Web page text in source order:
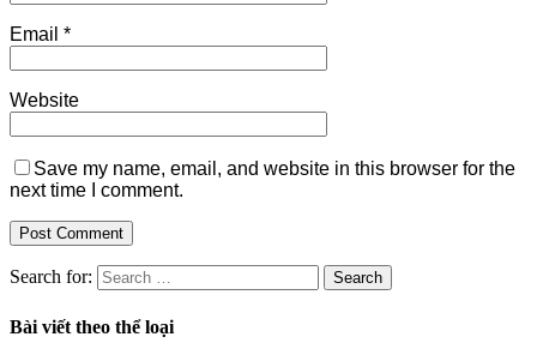
Email *
Website
Save my name, email, and website in this browser for the
next time I comment.
Search for:
Bài viết theo thể loại